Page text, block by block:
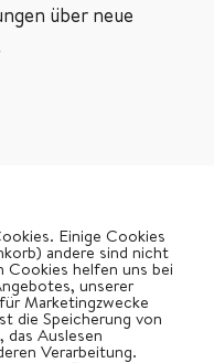
über neue
Einige Cookies
andere sind nicht
helfen uns bei
unserer
Marketingzwecke
die Speicherung von
Auslesen
Verarbeitung.